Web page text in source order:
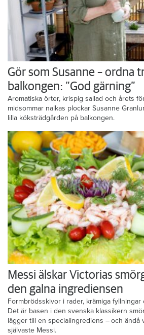
Gör som Susanne – ordna
balkongen: ”God gärning”
Aromatiska örter, krispig sallad och årets
midsommar nalkas plockar Susanne
lilla köksträdgården på balkongen.
Messi älskar Victorias
den galna ingrediensen
Formbrödsskivor i rader, krämiga
Det är basen i den svenska klassikern
lägger till en specialingrediens – och ändå
självaste Messi.